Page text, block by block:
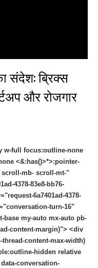
संदेश: ब्रिक्स
और रोजगार
w-full focus:outline-none
<&:has()>*>:pointer-
scroll-mb- scroll-mt-"
4378-83e8-bb76-
6a7401ad-4378-
turn-16"
my-auto mx-auto pb-
content-margin)"> <div
content-max-width)
hidden relative
conversation-